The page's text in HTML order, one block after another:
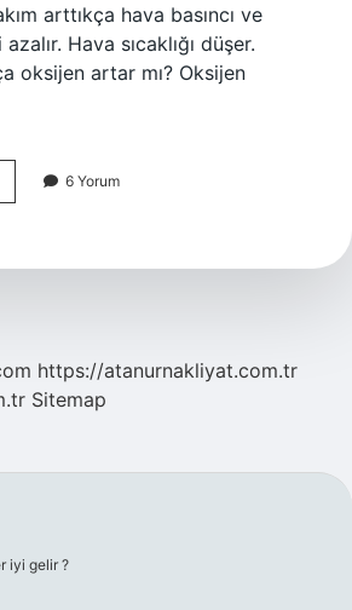
arttıkça hava basıncı ve
Hava sıcaklığı düşer.
oksijen artar mı? Oksijen
6 Yorum
https://atanurnakliyat.com.tr
Sitemap
iyi gelir ?